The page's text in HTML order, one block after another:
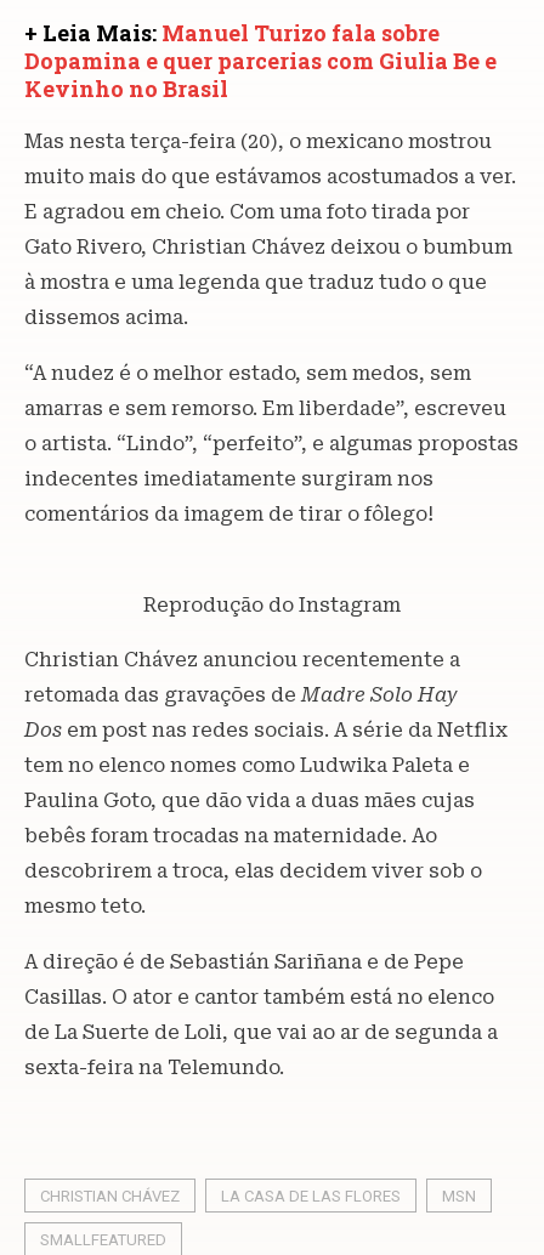
+ Leia Mais: Manuel Turizo fala sobre
Dopamina e quer parcerias com Giulia Be e
Kevinho no Brasil
Mas nesta terça-feira (20), o mexicano mostrou
muito mais do que estávamos acostumados a ver.
E agradou em cheio. Com uma foto tirada por
Gato Rivero, Christian Chávez deixou o bumbum
à mostra e uma legenda que traduz tudo o que
dissemos acima.
“A nudez é o melhor estado, sem medos, sem
amarras e sem remorso. Em liberdade”, escreveu
o artista. “Lindo”, “perfeito”, e algumas propostas
indecentes imediatamente surgiram nos
comentários da imagem de tirar o fôlego!
Reprodução do Instagram
Christian Chávez anunciou recentemente a
retomada das gravações deMadre Solo Hay
Dos em post nas redes sociais. A série da Netflix
tem no elenco nomes como Ludwika Paleta e
Paulina Goto, que dão vida a duas mães cujas
bebês foram trocadas na maternidade. Ao
descobrirem a troca, elas decidem viver sob o
mesmo teto.
A direção é de Sebastián Sariñana e de Pepe
Casillas. O ator e cantor também está no elenco
de La Suerte de Loli, que vai ao ar de segunda a
sexta-feira na Telemundo.
CHRISTIAN CHÁVEZ LA CASA DE LAS FLORES MSN
SMALLFEATURED